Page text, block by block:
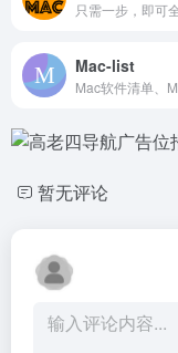
Mac-list
暂无评论